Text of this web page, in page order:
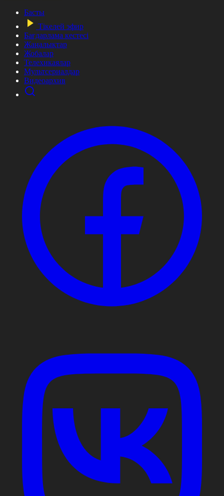
Басты
Тікелей эфир
Бағдарлама кестесі
Жаңалықтар
Жобалар
Телехикаялар
Мультсериалдар
Видеоархив